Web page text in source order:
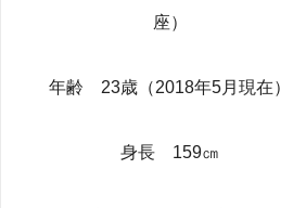
座）
年齢 23歳（2018年5月現在）
身長 159㎝